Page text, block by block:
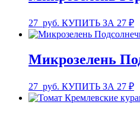
27 руб. КУПИТЬ ЗА 27 ₽
Микрозелень
27 руб. КУПИТЬ ЗА 27 ₽